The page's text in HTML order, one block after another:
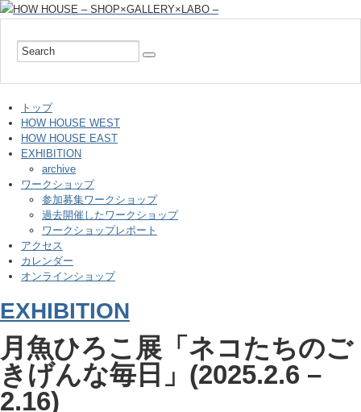
トップ
HOW HOUSE WEST
HOW HOUSE EAST
EXHIBITION
archive
ワークショップ
参加募集ワークショップ
過去開催したワークショップ
ワークショップレポート
アクセス
カレンダー
オンラインショップ
EXHIBITION
月魚ひろこ展「ネコたちのご
きげんな毎日」(2025.2.6 –
2.16)